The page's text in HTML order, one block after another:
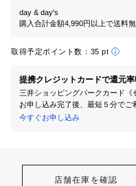
day & day's
購入合計金額4,990円以上で送料
取得予定ポイント数： 35 pt
提携クレジットカードで還元
三井ショッピングパークカード《
お申し込み完了後、最短５分でご
今すぐお申し込み
店舗在庫を確認